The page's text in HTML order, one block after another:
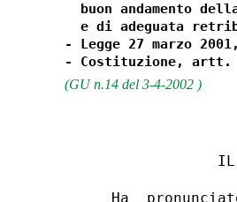
buon andamento
e di adeguata
- Legge 27 marzo
(GU n.14 del 3-4-2002 )
IL TRIBUNALE AMMINISTRATIVO REGIONALE

    Ha  pronunciato  la  seguente  ordinanza sul ricorso n. 7575/2001
Reg.  Gen.,  proposto  da  Vigilante  Mario,  rappresentato  e difeso
dall'avv.  Roberto  De  Giacomo,  con domicilio eletto in Napoli, via
Tino di Camaino n. 6, c/o studio legale Violante,
    Contro il Ministero delle Finanze (recte: Ministero dell'economia
e  delle  finanze),  in persona del Ministro pro tempore - Guardia di
Finanza,  Comando  provinciale  di Napoli - rappresentato e difeso ex
lege  in giudizio dall'Avvocatura Distrettuale dello Stato di Napoli,
con  domicilio  eletto  ope  legis presso gli uffici della stessa, in
Napoli, via A. Diaz n. 11,
    Per l'annullamento:
        a)  del  provvedimento n. 28141 del 2 maggio 2001, comunicato
il 7 maggio 2001, con il quale il Comando Provinciale di Napoli della
Guardia  di  Finanza  ha  disposto  la  sospensione precauzionale dal
servizio  del ricorrente, a titolo obbligatorio, ai sensi dell'art. 4
della legge 27 marzo 2001, n. 97;
        b)  di  ogni altro atto allo stesso preordinato, presupposto,
connesso,  collegato  e  conseguente  e per quanto occorra del foglio
n. 13722 datato 19 aprile 2001;
    Visti il ricorso ed i relativi allegati;
    Visto  l'atto  di  costituzione  in giudizio dell'amministrazione
intimata e le annesse produzioni;
    Viste le memorie prodotte dalle parti a sostegno delle rispettive
difese;
    Visti gli atti tutti di causa;
    Uditi  alla  camera di consiglio del 19 settembre 2001 - relatore
il magistrato dr. Carpentieri - gli avv. riportati a verbale;
    Ritenuto e considerato in fatto e diritto quanto segue:

                           Fatto e diritto

    Il maresciallo ordinario della Guardia di Finanza Vigilante Mario
e'  stato  condannato in primo grado dal Tribunale penale di Messina,
con  sentenza  del  27  febbraio  2001,  alla pena di anni quattro di
reclusione  per  il  reato p.e.p. dall'articolo 317 del c.p, per aver
ricevuto  una  somma  di  denaro  nell'ambito di una verifica fiscale
(fatti  commessi  in  concorso  e col vincolo della continuazione nel
febbraio 1990 e nel luglio 1991).
    Egli  e'  stato  sospeso  precauzionalmente dal servizio a titolo
obbligatorio  dal  28  ottobre al 31 dicembre 1994 ed e' stato quindi
riammesso in servizio a decorrere dal 10 gennaio 1995.
    Con  il  provvedimento  n. 28141 del 2 maggio 2001, oggetto della
presente   impugnativa,   adottato   ai   sensi  e  per  gli  effetti
dell'articolo  4  della  legge 27 marzo 2001, n. 97, il ricorrente e'
stato  dunque  nuovamente  sospeso  precauzionalmente dall'impiego, a
titolo obbligatorio, a seguito della suddetta sentenza di primo grado
di condanna.
    A  sostegno  del  gravame  parte  ricorrente deduce, tra l'altro,
l'illegittimita' costituzionale dell'articolo 4 della legge n. 97 del
2001  per  contrasto  con  gli  articoli  3, 4, 24, 35, 36 e 97 della
Costituzione.
    Si  e'  costituita  ed ha resistito in giudizio l'amministrazione
intimata,  che  ha  rassegnato  conclusioni nel senso del rigetto del
gravame.
    Le  altre  censure di illegittimita' proposte da parte ricorrente
non appaiono fondate.
    S'impone   pertanto   l'esame   dei   profili  di  illegittimita'
costituzionale  della  norma  introdotta  dall'articolo 4